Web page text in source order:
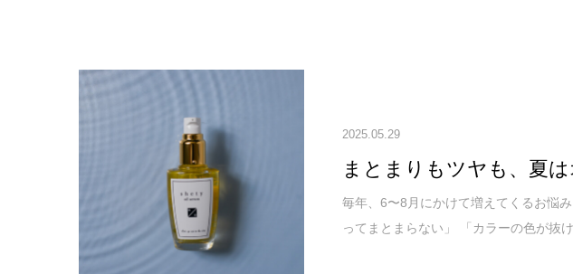
2025.05.29
まとまりもツヤも、夏は
毎年、6〜8月にかけて増えてくるお悩
ってまとまらない」 「カラーの色が抜